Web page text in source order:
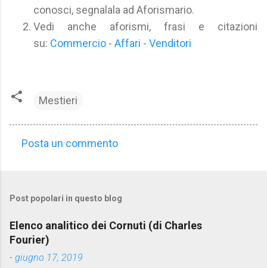
conosci, segnalala ad Aforismario.
Vedi anche aforismi, frasi e citazioni
su: Commercio - Affari - Venditori
Mestieri
m
e
n
t
Posta un commento
Post popolari in questo blog
Elenco analitico dei Cornuti (di Charles
Fourier)
- giugno 17, 2019